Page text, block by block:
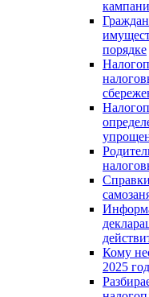
порядке
Кому
2025